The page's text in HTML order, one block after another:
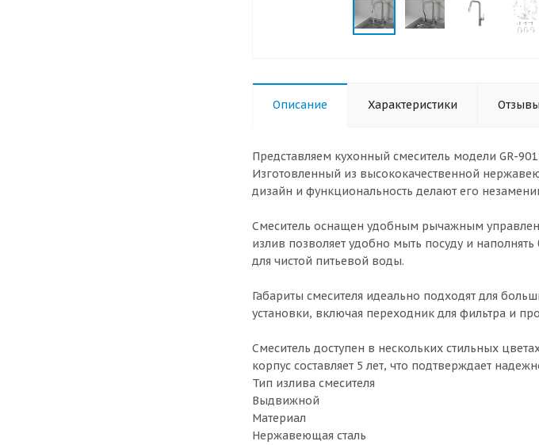
Описание Характеристики Отзывы
Представляем кухонный смеситель модели GR-
Изготовленный из высококачественной
дизайн и функциональность делают его
Смеситель оснащен удобным рычажным
излив позволяет удобно мыть посуду и
для чистой питьевой воды.
Габариты смесителя идеально подходят для
установки, включая переходник для фильтра и
Смеситель доступен в нескольких стильных
корпус составляет 5 лет, что подтверждает
Тип излива смесителя
Выдвижной
Материал
Нержавеющая сталь